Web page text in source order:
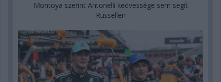
Montoya szerint Antonelli kedvessége sem segít
Russellen